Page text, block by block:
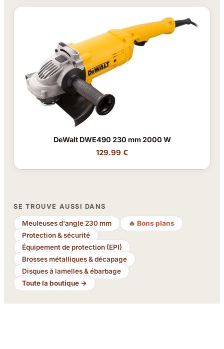
DeWalt DWE490 230 mm 2000 W
129.99 €
SE TROUVE AUSSI DANS
Meuleuses d'angle 230 mm
🔥 Bons plans
Protection & sécurité
Équipement de protection (EPI)
Brosses métalliques & décapage
Disques à lamelles & ébarbage
Toute la boutique →